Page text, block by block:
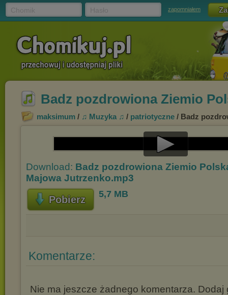
zapomniałem
Badz pozdrowiona Ziemio
maksimum / ♫ Muzyka ♫ / patriotyczne / Badz
Play
Download: Badz pozdrowiona Ziemio
Majowa Jutrzenko.mp3
Pobierz 5,7 MB
Komentarze:
Nie ma jeszcze żadnego komentarza. Dodaj